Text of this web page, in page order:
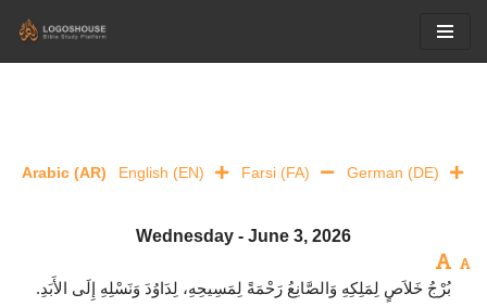
Arabic (AR) English (EN) Farsi (FA) German (DE)
Wednesday - June 3, 2026
بُرْجُ خَلاَصٍ لِمَلِكِهِ وَالصَّانِعُ رَحْمَةً لِمَسِيحِهِ، لِدَاوُدَ وَنَسْلِهِ إِلَى الأَبَدِ.